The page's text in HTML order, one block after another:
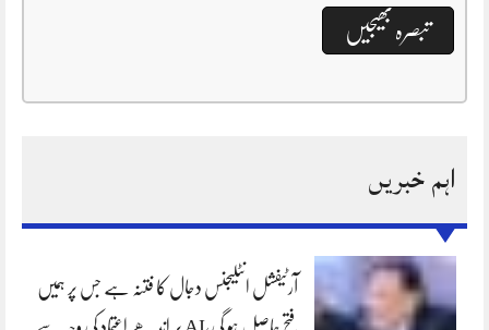
اہم خبریں
آرٹیفشل انٹلیجنس دجال کا فتنہ ہے جس پر ہمیں